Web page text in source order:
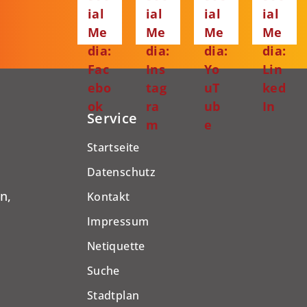
ial
Me
dia:
Fac
ebo
ok
ial
Me
dia:
Ins
tag
ra
m
ial
Me
dia:
Yo
uT
ub
e
ial
Me
dia:
Lin
ked
In
Service
Startseite
Datenschutz
Kontakt
Impressum
Netiquette
Suche
Stadtplan